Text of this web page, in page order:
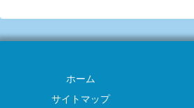
ホーム
サイトマップ